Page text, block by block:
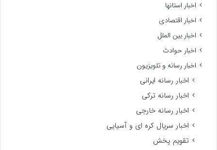
اخبار استانها
اخبار اقتصادی
اخبار بین الملل
اخبار حوادث
اخبار رسانه و تلویزیون
اخبار رسانه ایرانی
اخبار رسانه ترکی
اخبار رسانه خارجی
اخبار سریال کره ای و آسیایی
تقویم پخش